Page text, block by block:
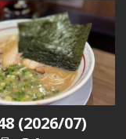
(2026/07)